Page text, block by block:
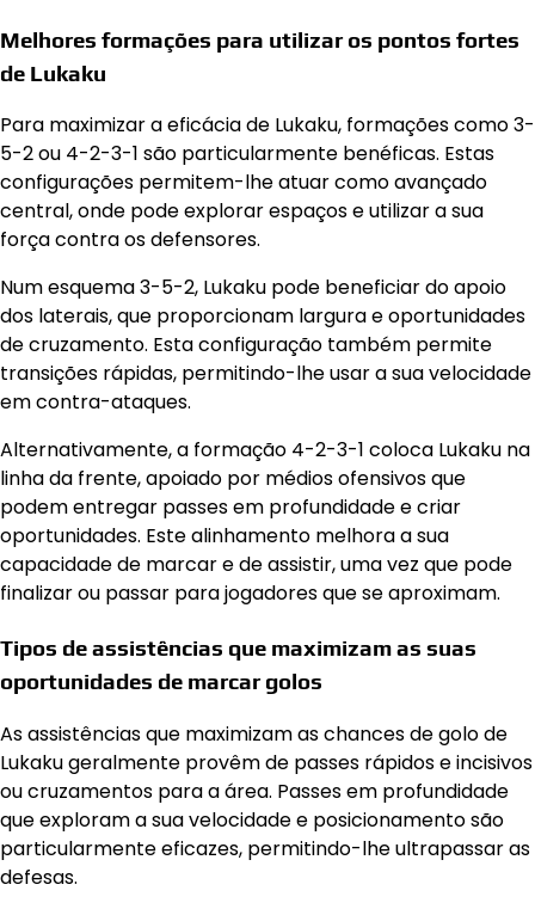
Melhores formações para utilizar os pontos fortes
de Lukaku
Para maximizar a eficácia de Lukaku, formações como 3-
5-2 ou 4-2-3-1 são particularmente benéficas. Estas
configurações permitem-lhe atuar como avançado
central, onde pode explorar espaços e utilizar a sua
força contra os defensores.
Num esquema 3-5-2, Lukaku pode beneficiar do apoio
dos laterais, que proporcionam largura e oportunidades
de cruzamento. Esta configuração também permite
transições rápidas, permitindo-lhe usar a sua velocidade
em contra-ataques.
Alternativamente, a formação 4-2-3-1 coloca Lukaku na
linha da frente, apoiado por médios ofensivos que
podem entregar passes em profundidade e criar
oportunidades. Este alinhamento melhora a sua
capacidade de marcar e de assistir, uma vez que pode
finalizar ou passar para jogadores que se aproximam.
Tipos de assistências que maximizam as suas
oportunidades de marcar golos
As assistências que maximizam as chances de golo de
Lukaku geralmente provêm de passes rápidos e incisivos
ou cruzamentos para a área. Passes em profundidade
que exploram a sua velocidade e posicionamento são
particularmente eficazes, permitindo-lhe ultrapassar as
defesas.